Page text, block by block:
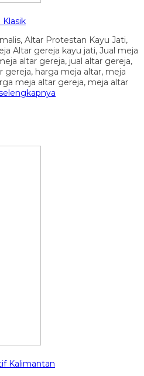
Klasik
Altar Protestan Kayu Jati,
Altar gereja kayu jati, Jual meja
altar gereja, jual altar gereja,
gereja, harga meja altar, meja
meja altar gereja, meja altar
Kalimantan